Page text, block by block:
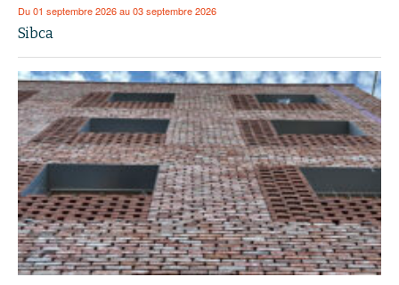
Du 01 septembre 2026 au 03 septembre 2026
Sibca